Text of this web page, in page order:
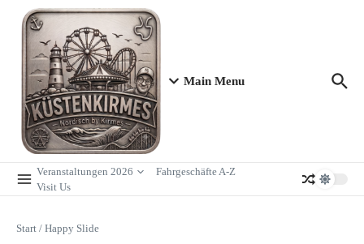
Zum Inhalt springen
Main Menu
Veranstaltungen 2026
Fahrgeschäfte A-Z
Visit Us
Start / Happy Slide